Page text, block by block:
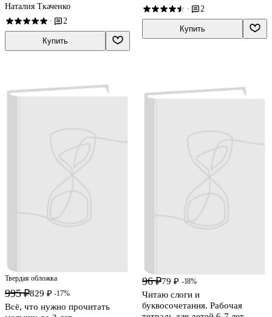
Наталия Ткаченко
· 2
Купить
· 2
Купить
Твердая обложка
995 ₽829 ₽ -17%
Всё, что нужно прочитать
96 ₽79 ₽ -18%
Читаю слоги и
буквосочетания. Рабочая